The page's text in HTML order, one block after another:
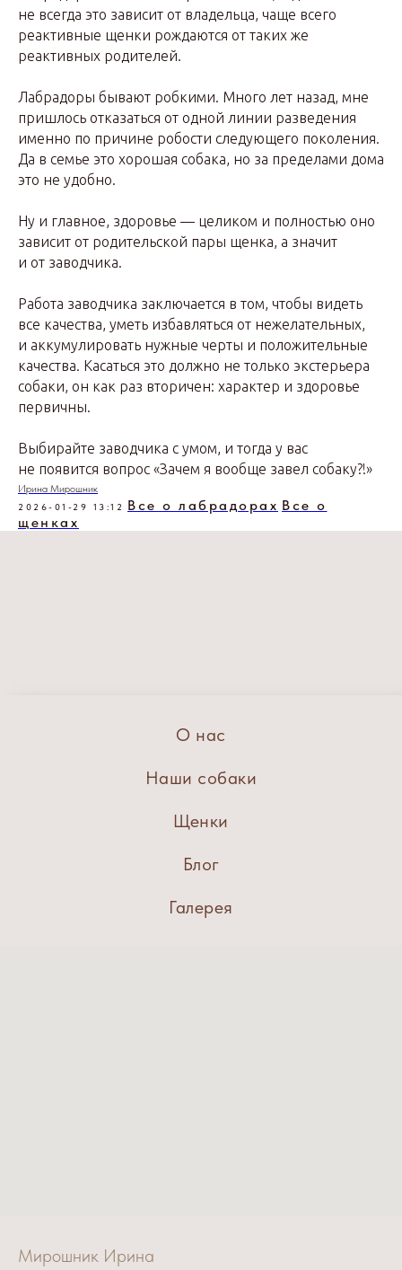
не всегда это зависит от владельца, чаще всего
реактивные щенки рождаются от таких же
реактивных родителей.
Лабрадоры бывают робкими. Много лет назад, мне
пришлось отказаться от одной линии разведения
именно по причине робости следующего поколения.
Да в семье это хорошая собака, но за пределами дома
это не удобно.
Ну и главное, здоровье — целиком и полностью оно
зависит от родительской пары щенка, а значит
и от заводчика.
Работа заводчика заключается в том, чтобы видеть
все качества, уметь избавляться от нежелательных,
и аккумулировать нужные черты и положительные
качества. Касаться это должно не только экстерьера
собаки, он как раз вторичен: характер и здоровье
первичны.
Выбирайте заводчика с умом, и тогда у вас
не появится вопрос «Зачем я вообще завел собаку?!»
Ирина Мирошник
2026-01-29 13:12 Все о лабрадорах Все о
щенках
О нас
Наши собаки
Щенки
Блог
Галерея
Мирошник Ирина